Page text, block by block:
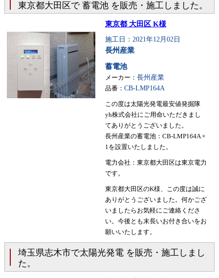
東京都大田区で 蓄電池 を販売・施工しました。
東京都 大田区 K様
施工日：2021年12月02日
長州産業
蓄電池
メーカー： 長州産業
品番： CB-LMP164A
この度は太陽光発電最安値発掘隊
yh株式会社にご用命いただきまし
てありがとうございました。
長州産業の蓄電池：CB-LMP164A ×
1を設置いたしました。
電力会社：東京都大田区は東京電力
です。
東京都大田区のK様、この度は誠に
ありがとうございました。何かござ
いましたらお気軽にご連絡くださ
い。今後とも末長いお付き合いをお
願いいたします。
埼玉県志木市で太陽光発電 を販売・施工しまし
た。